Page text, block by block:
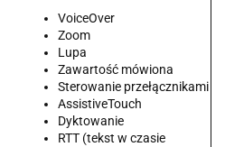
VoiceOver
Zoom
Lupa
Zawartość mówiona
Sterowanie przełącznikami
AssistiveTouch
Dyktowanie
RTT (tekst w czasie